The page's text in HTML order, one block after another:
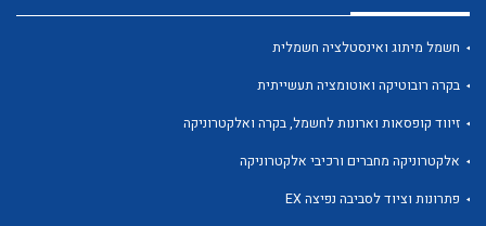
לכל מוצרי היצרן
חשמל מיתוג ואינסטלציה חשמלית
בקרה רובוטיקה ואוטומציה תעשייתית
זיווד קופסאות וארונות לחשמל, בקרה ואלקטרוניקה
אלקטרוניקה מחברים ורכיבי אלקטרוניקה
פתרונות וציוד לסביבה נפיצה EX